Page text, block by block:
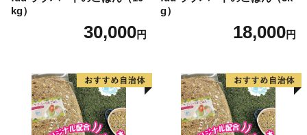
kg）
30,000円
g）
18,000円